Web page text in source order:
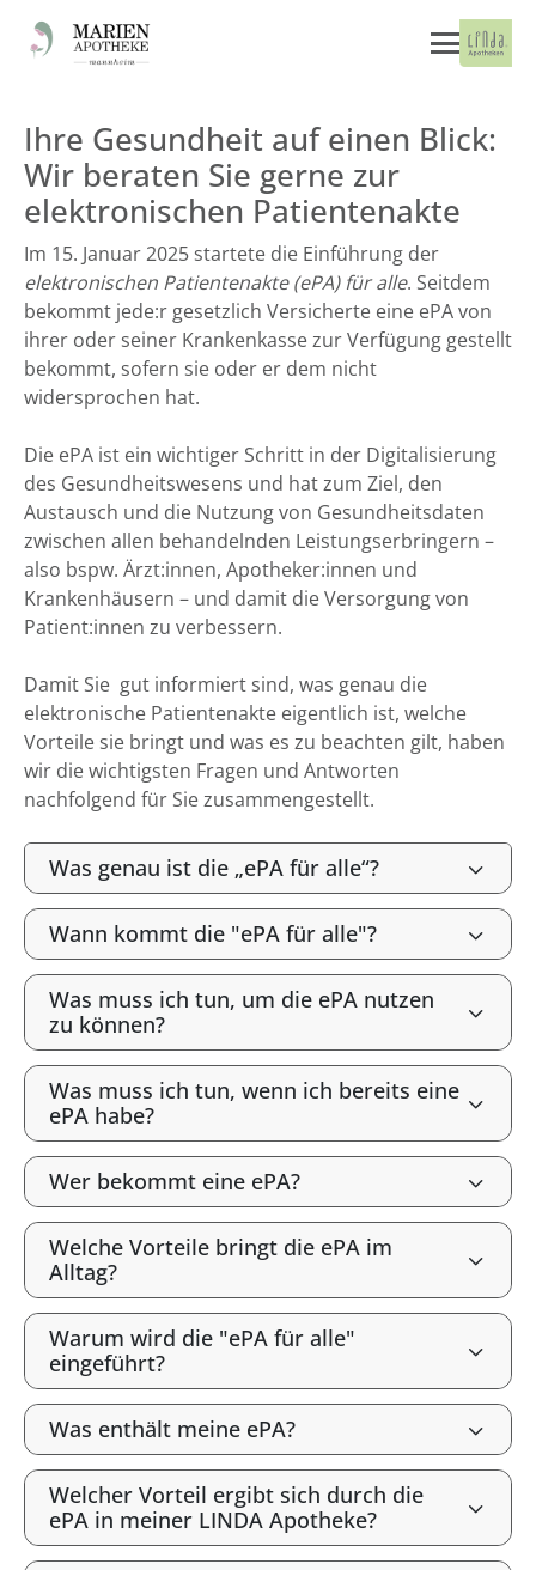
Ihre Gesundheit auf einen Blick:
Wir beraten Sie gerne zur
elektronischen Patientenakte
Im 15. Januar 2025 startete die Einführung der
elektronischen Patientenakte (ePA) für alle. Seitdem
bekommt jede:r gesetzlich Versicherte eine ePA von
ihrer oder seiner Krankenkasse zur Verfügung gestellt
bekommt, sofern sie oder er dem nicht
widersprochen hat.
Die ePA ist ein wichtiger Schritt in der Digitalisierung
des Gesundheitswesens und hat zum Ziel, den
Austausch und die Nutzung von Gesundheitsdaten
zwischen allen behandelnden Leistungserbringern –
also bspw. Ärzt:innen, Apotheker:innen und
Krankenhäusern – und damit die Versorgung von
Patient:innen zu verbessern.
Damit Sie gut informiert sind, was genau die
elektronische Patientenakte eigentlich ist, welche
Vorteile sie bringt und was es zu beachten gilt, haben
wir die wichtigsten Fragen und Antworten
nachfolgend für Sie zusammengestellt.
Was genau ist die „ePA für alle“?
Wann kommt die "ePA für alle"?
Was muss ich tun, um die ePA nutzen
zu können?
Was muss ich tun, wenn ich bereits eine
ePA habe?
Wer bekommt eine ePA?
Welche Vorteile bringt die ePA im
Alltag?
Warum wird die "ePA für alle"
eingeführt?
Was enthält meine ePA?
Welcher Vorteil ergibt sich durch die
ePA in meiner LINDA Apotheke?